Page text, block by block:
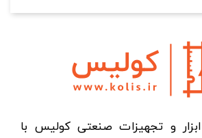
ابزار و تجهیزات صنعتی کولیس با